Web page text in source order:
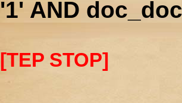
'1' AND
[TEP STOP]